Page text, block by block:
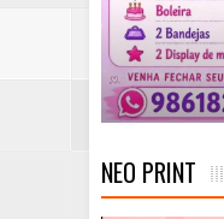
NEO PRINT